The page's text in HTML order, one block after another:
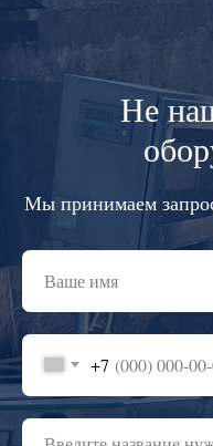
Не
Мы принимаем
+7